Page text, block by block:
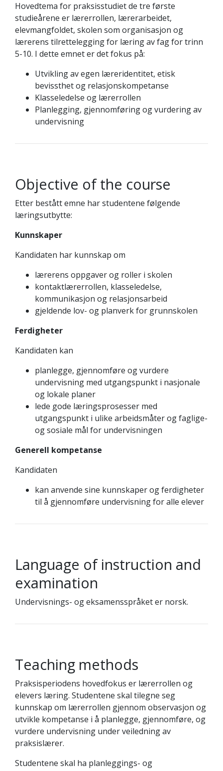
Hovedtema for praksisstudiet de tre første
studieårene er lærerrollen, lærerarbeidet,
elevmangfoldet, skolen som organisasjon og
lærerens tilrettelegging for læring av fag for trinn
5-10. I dette emnet er det fokus på:
Utvikling av egen læreridentitet, etisk
bevissthet og relasjonskompetanse
Klasseledelse og lærerrollen
Planlegging, gjennomføring og vurdering av
undervisning
Objective of the course
Etter bestått emne har studentene følgende
læringsutbytte:
Kunnskaper
Kandidaten har kunnskap om
lærerens oppgaver og roller i skolen
kontaktlærerrollen, klasseledelse,
kommunikasjon og relasjonsarbeid
gjeldende lov- og planverk for grunnskolen
Ferdigheter
Kandidaten kan
planlegge, gjennomføre og vurdere
undervisning med utgangspunkt i nasjonale
og lokale planer
lede gode læringsprosesser med
utgangspunkt i ulike arbeidsmåter og faglige-
og sosiale mål for undervisningen
Generell kompetanse
Kandidaten
kan anvende sine kunnskaper og ferdigheter
til å gjennomføre undervisning for alle elever
Language of instruction and
examination
Undervisnings- og eksamensspråket er norsk.
Teaching methods
Praksisperiodens hovedfokus er lærerrollen og
elevers læring. Studentene skal tilegne seg
kunnskap om lærerrollen gjennom observasjon og
utvikle kompetanse i å planlegge, gjennomføre, og
vurdere undervisning under veiledning av
praksislærer.
Studentene skal ha planleggings- og